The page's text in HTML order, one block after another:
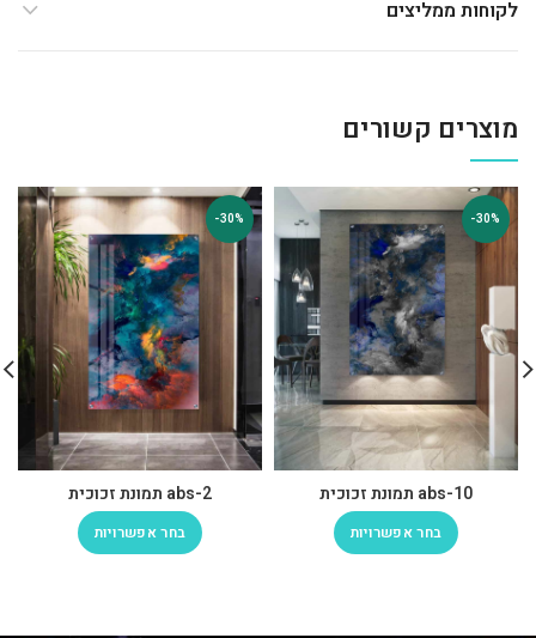
לקוחות ממליצים
מוצרים קשורים
-30%
abs-10 תמונת זכוכית
בחר אפשרויות
-30%
abs-2 תמונת זכוכית
בחר אפשרויות